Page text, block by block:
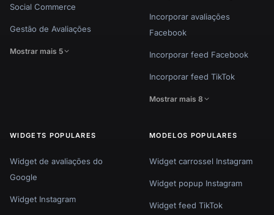
Social Commerce
Gestão de Avaliações
Mostrar mais 5
Incorporar avaliações
Facebook
Incorporar feed Facebook
Incorporar feed TikTok
Mostrar mais 8
WIDGETS POPULARES
Widget de avaliações do
Google
Widget Instagram
MODELOS POPULARES
Widget carrossel Instagram
Widget popup Instagram
Widget feed TikTok